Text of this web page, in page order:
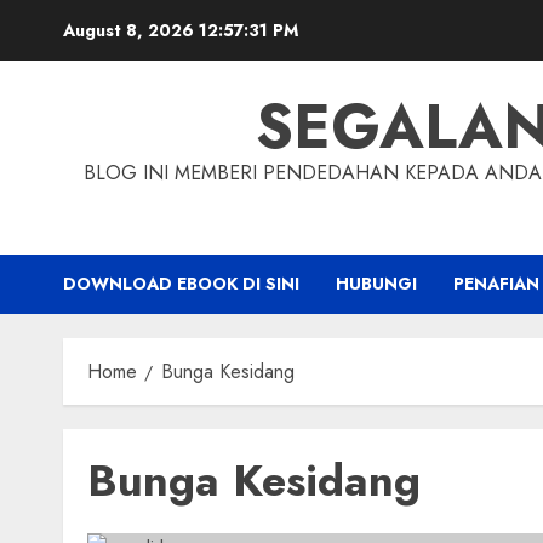
August 8, 2026 12:57:32 PM
BLOG INI MEMBERI PENDEDAHAN KEPADA
DOWNLOAD EBOOK DI SINI HUBUNGI PENAFIAN
Home Bunga Kesidang
Bunga Kesidang